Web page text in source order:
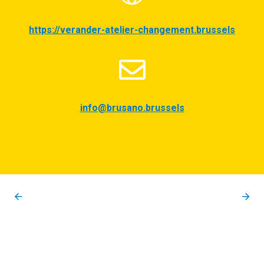
https://verander-atelier-changement.brussels
info@brusano.brussels